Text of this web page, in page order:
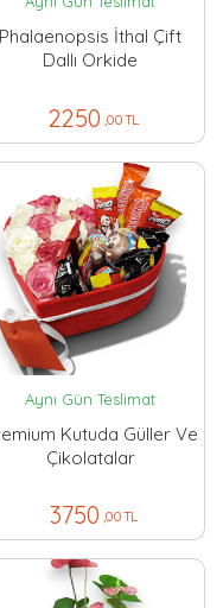
Phalaenopsis İthal Çift
Dallı Orkide
2250 ,00 TL
Aynı Gün Teslimat
Kutuda Güller Ve
Çikolatalar
3750 ,00 TL